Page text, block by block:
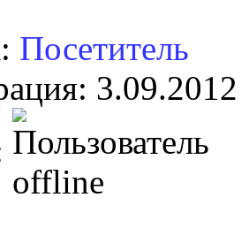
Посетитель
3.09.2012